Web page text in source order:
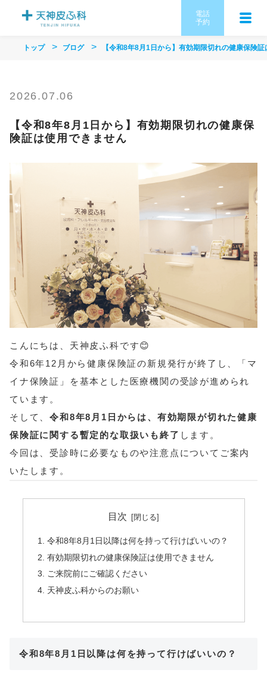
電話
予約
トップ ブログ 【令和8年8月1日から】有効期限切れの健康保険
2026.07.06
【令和8年8月1日から】有効期限切れの健康保
険証は使用できません
こんにちは、天神皮ふ科です😊
令和6年12月から健康保険証の新規発行が終了し、「マ
イナ保険証」を基本とした医療機関の受診が進められ
ています。
そして、令和8年8月1日からは、有効期限が切れた健康
保険証に関する暫定的な取扱いも終了 します。
今回は、受診時に必要なものや注意点についてご案内
いたします。
目次
令和8年8月1日以降は何を持って行けばいいの？
有効期限切れの健康保険証は使用できません
ご来院前にご確認ください
天神皮ふ科からのお願い
令和8年8月1日以降は何を持って行けばいいの？